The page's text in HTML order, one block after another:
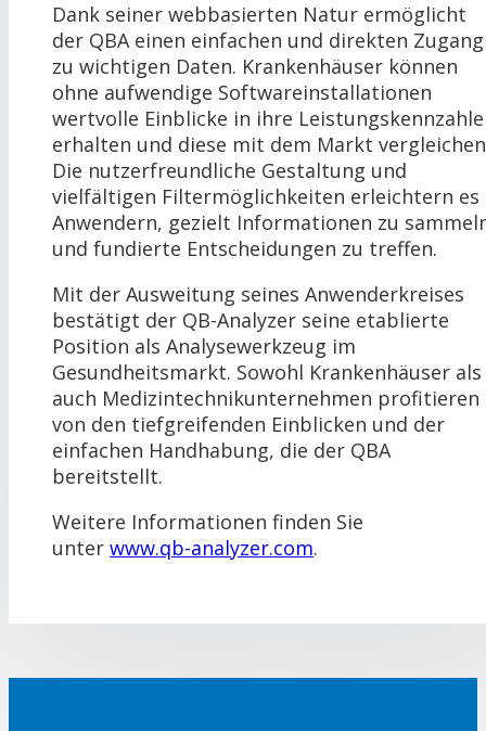
Dank seiner webbasierten Natur ermöglicht
der QBA einen einfachen und direkten Zugang
zu wichtigen Daten. Krankenhäuser können
ohne aufwendige Softwareinstallationen
wertvolle Einblicke in ihre
erhalten und diese mit dem Markt
Die nutzerfreundliche Gestaltung und
vielfältigen Filtermöglichkeiten erleichtern es
Anwendern, gezielt Informationen zu
und fundierte Entscheidungen zu treffen.
Mit der Ausweitung seines Anwenderkreises
bestätigt der QB-Analyzer seine etablierte
Position als Analysewerkzeug im
Gesundheitsmarkt. Sowohl Krankenhäuser als
auch Medizintechnikunternehmen profitieren
von den tiefgreifenden Einblicken und der
einfachen Handhabung, die der QBA
bereitstellt.
Weitere Informationen finden Sie
unter www.qb-analyzer.com.